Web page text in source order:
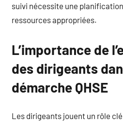
suivi nécessite une
ressources appropriées.
L’importance de
des dirigeants
démarche QHSE
Les dirigeants jouent un rôle